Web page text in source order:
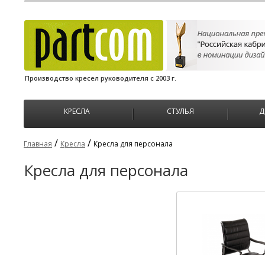
Производство кресел руководителя с 2003 г.
КРЕСЛА СТУЛЬЯ
Главная / Кресла / Кресла для персонала
Кресла для персонала